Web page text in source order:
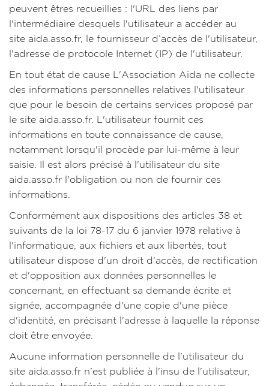
peuvent êtres recueillies : l'URL des liens par
l'intermédiaire desquels l'utilisateur a accéder au
site aida.asso.fr, le fournisseur d’accès de l'utilisateur,
l'adresse de protocole Internet (IP) de l'utilisateur.
En tout état de cause L'Association Aïda ne collecte
des informations personnelles relatives l'utilisateur
que pour le besoin de certains services proposé par
le site aida.asso.fr. L'utilisateur fournit ces
informations en toute connaissance de cause,
notamment lorsqu'il procède par lui-même à leur
saisie. Il est alors précisé à l'utilisateur du site
aida.asso.fr l'obligation ou non de fournir ces
informations.
Conformément aux dispositions des articles 38 et
suivants de la loi 78-17 du 6 janvier 1978 relative à
l'informatique, aux fichiers et aux libertés, tout
utilisateur dispose d'un droit d’accès, de rectification
et d'opposition aux données personnelles le
concernant, en effectuant sa demande écrite et
signée, accompagnée d'une copie d'une pièce
d'identité, en précisant l'adresse à laquelle la réponse
doit être envoyée.
Aucune information personnelle de l'utilisateur du
site aida.asso.fr n'est publiée à l'insu de l'utilisateur,